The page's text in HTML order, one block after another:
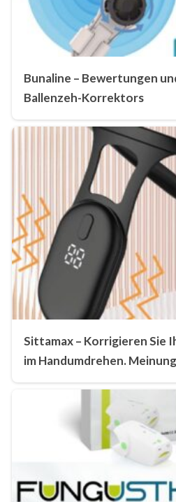
Bunaline – Bewertungen
Ballenzeh-Korrektors
Sittamax – Korrigieren Sie
im Handumdrehen.